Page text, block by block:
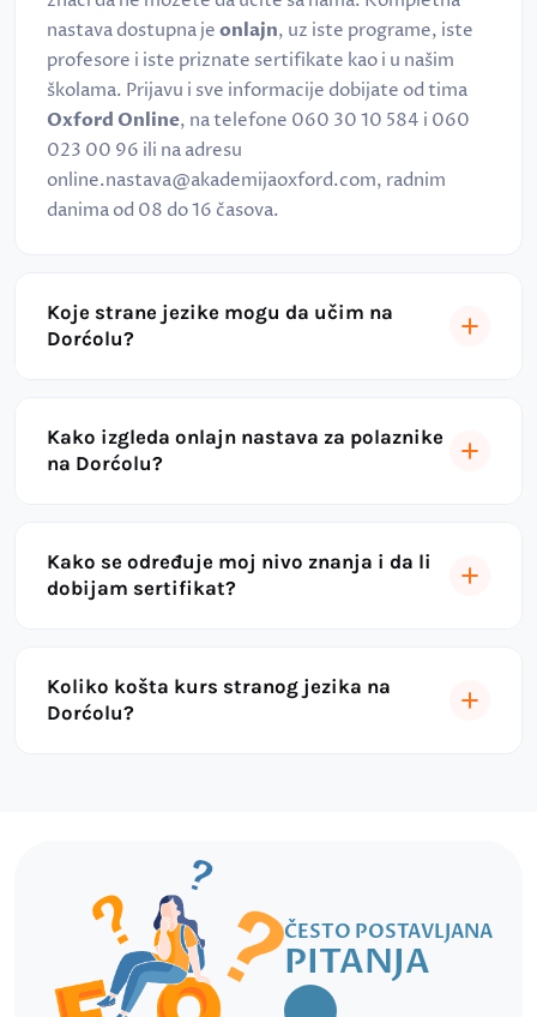
nastava dostupna jeonlajn, uz iste programe, iste
profesore i iste priznate sertifikate kao i u našim
školama. Prijavu i sve informacije dobijate od tima
Oxford Online, na telefone 060 30 10 584 i 060
023 00 96 ili na adresu
online.nastava@akademijaoxford.com, radnim
danima od 08 do 16 časova.
Koje strane jezike mogu da učim na
Dorćolu?
Kako izgleda onlajn nastava za polaznike
na Dorćolu?
Kako se određuje moj nivo znanja i da li
dobijam sertifikat?
Koliko košta kurs stranog jezika na
Dorćolu?
ČESTO POSTAVLJANA
PITANJA